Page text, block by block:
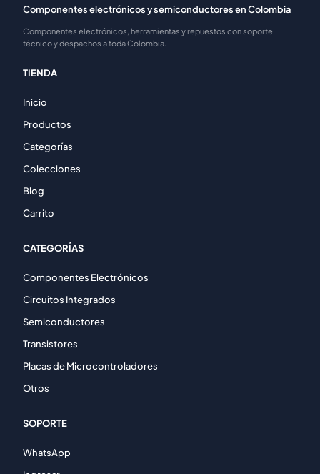
Componentes electrónicos y semiconductores en Colombia
Componentes electrónicos, herramientas y repuestos con soporte
técnico y despachos a toda Colombia.
TIENDA
Inicio
Productos
Categorías
Colecciones
Blog
Carrito
CATEGORÍAS
Componentes Electrónicos
Circuitos Integrados
Semiconductores
Transistores
Placas de Microcontroladores
Otros
SOPORTE
WhatsApp